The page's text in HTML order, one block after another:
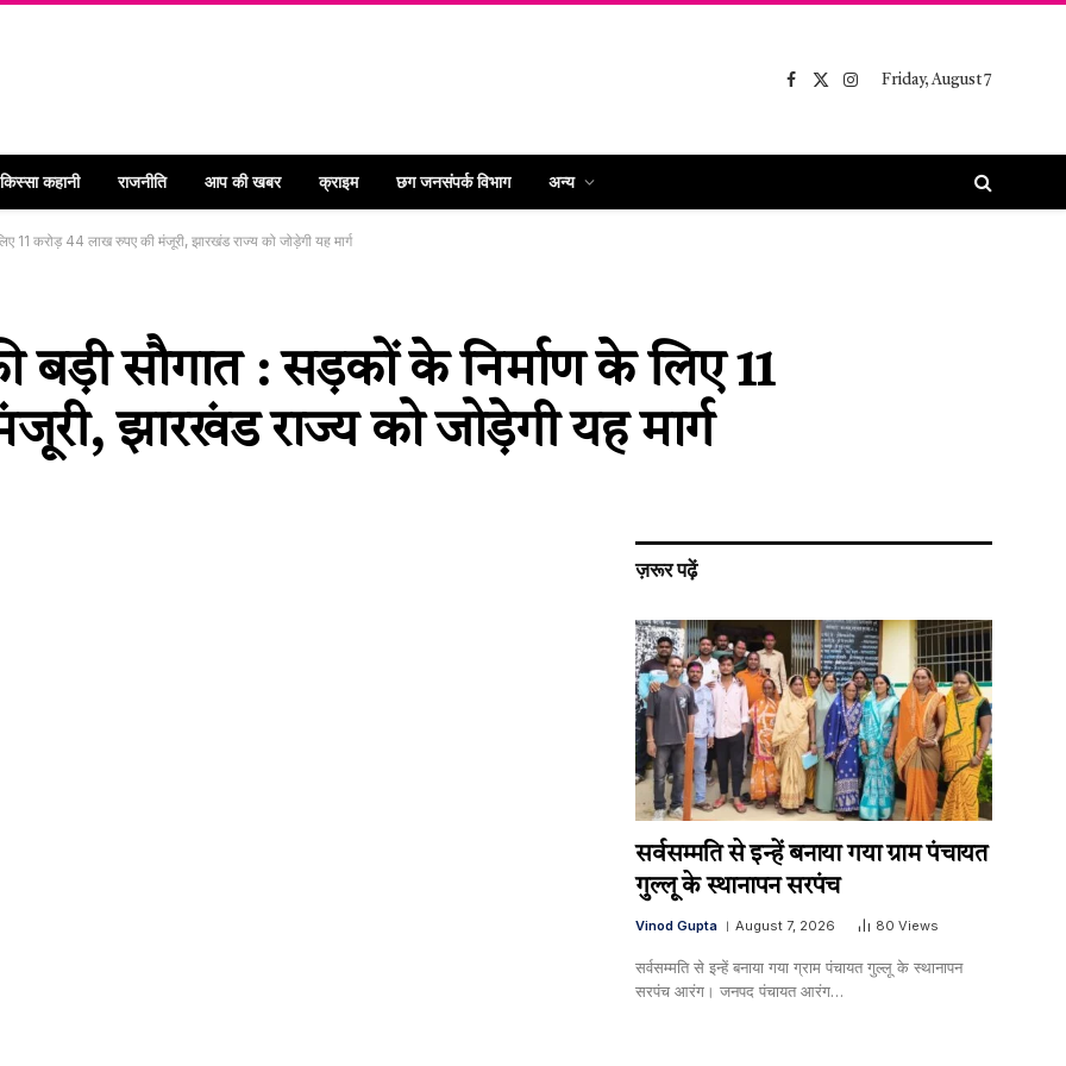
Facebook
X
Instagram
Friday, August 7
कहानी राजनीति आप की खबर क्राइम छग जनसंपर्क विभाग अन्य
11 करोड़ 44 लाख रुपए की मंजूरी, झारखंड राज्य को जोड़ेगी यह मार्ग
बड़ी सौगात : सड़कों के निर्माण के लिए 11
झारखंड राज्य को जोड़ेगी यह मार्ग
ज़रूर पढ़ें
सर्वसम्मति से इन्हें बनाया गया ग्राम पंचायत
गुल्लू के स्थानापन सरपंच
Vinod Gupta August 7, 2026 80 Views
सर्वसम्मति से इन्हें बनाया गया ग्राम पंचायत गुल्लू के स्थानापन
सरपंच आरंग। जनपद पंचायत आरंग…